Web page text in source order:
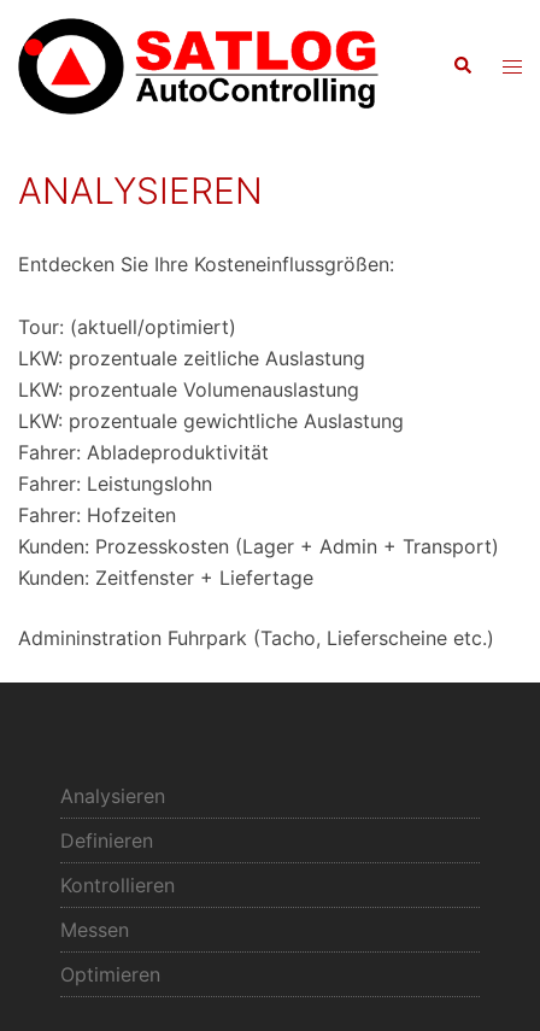
Inhalt
springen
Suche
ANALYSIEREN
Entdecken Sie Ihre Kosteneinflussgrößen:
Tour: (aktuell/optimiert)
LKW: prozentuale zeitliche Auslastung
LKW: prozentuale Volumenauslastung
LKW: prozentuale gewichtliche Auslastung
Fahrer: Abladeproduktivität
Fahrer: Leistungslohn
Fahrer: Hofzeiten
Kunden: Prozesskosten (Lager + Admin + Transport)
Kunden: Zeitfenster + Liefertage
Admininstration Fuhrpark (Tacho, Lieferscheine etc.)
Analysieren
Definieren
Kontrollieren
Messen
Optimieren